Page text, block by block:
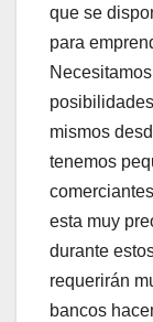
que se
para
mismos
tenemos
esta muy
durante
requerirán
bancos